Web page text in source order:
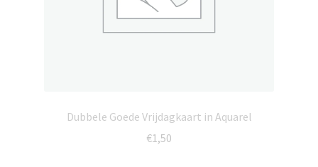
Dubbele Goede Vrijdagkaart in Aquarel
€1,50